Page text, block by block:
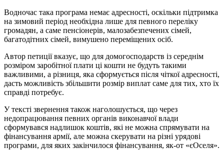
Водночас така програма немає адресності, оскільки підтримка
на зимовий період необхідна лише для певного переліку
громадян, а саме пенсіонерів, малозабезпечених сімей,
багатодітних сімей, вимушено переміщених осіб.
Автор петиції вказує, що для домогосподарств із середнім
розміром заробітної плати ці кошти не будуть такими
важливими, а різниця, яка сформується після чіткої адресності,
дасть можливість збільшити розмір виплат саме для тих, хто їх
справді потребує.
У тексті звернення також наголошується, що через
недопрацювання певних органів виконавчої влади
сформувався надлишок коштів, які не можна спрямувати на
фінансування армії, але можна скерувати на різні урядові
програми, для яких закінчилося фінансування, як-от «єОселя».